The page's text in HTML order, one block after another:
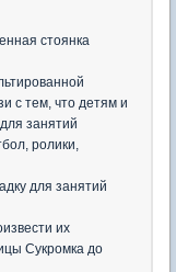
стоянка
с тем, что детям и
занятий
ролики,
для занятий
их
Сукромка до